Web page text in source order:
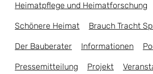
Heimatpflege und Heimatforschung
Schönere Heimat Brauch Tracht
Der Bauberater Informationen
Pressemitteilung Projekt